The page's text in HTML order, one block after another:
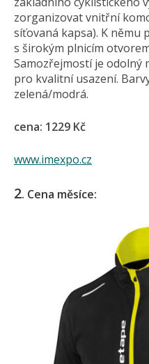
zorganizovat vnitřní
síťovaná kapsa). K němu
s širokým plnicím
Samozřejmostí je
pro kvalitní usazení.
zelená/modrá.
cena: 1229 Kč
www.imexpo.cz
2. Cena měsíce: